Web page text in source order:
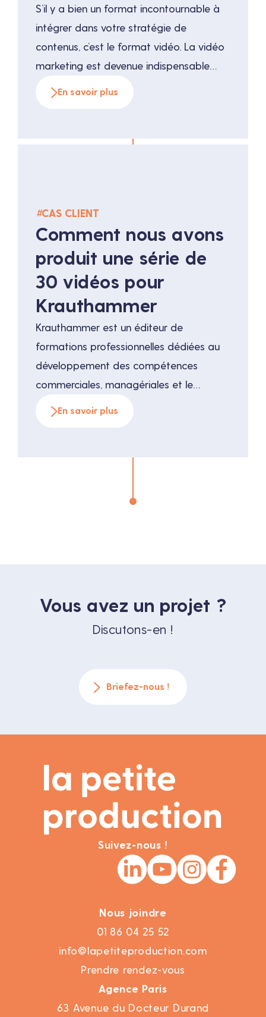
S’il y a bien un format incontournable à
intégrer dans votre stratégie de
contenus, c’est le format vidéo. La vidéo
marketing est devenue indispensable
pour gagner en visibilité et faire
plus de 82% du trafic mondial !
En savoir plus
#CAS CLIENT
Comment nous avons
produit une série de
30 vidéos pour
Krauthammer
Krauthammer est un éditeur de
formations professionnelles dédiées au
développement des compétences
commerciales, managériales et le
leadership. Chaque année, Krauthammer
En savoir plus
Vous avez un projet ?
Discutons-en !
Briefez-nous !
Suivez-nous !
Nous joindre
01 86 04 25 52
info@lapetiteproduction.com
Prendre rendez-vous
Agence Paris
63 Avenue du Docteur Durand